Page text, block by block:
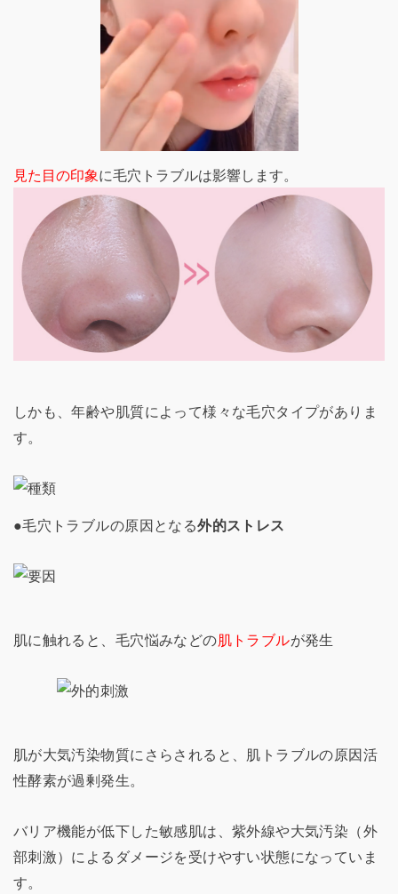
見た目の印象に毛穴トラブルは影響します。
しかも、年齢や肌質によって様々な毛穴タイプがありま
す。
●毛穴トラブルの原因となる外的ストレス
肌に触れると、毛穴悩みなどの肌トラブルが発生
肌が大気汚染物質にさらされると、肌トラブルの原因活
性酵素が過剰発生。
バリア機能が低下した敏感肌は、紫外線や大気汚染（外
部刺激）によるダメージを受けやすい状態になっていま
す。